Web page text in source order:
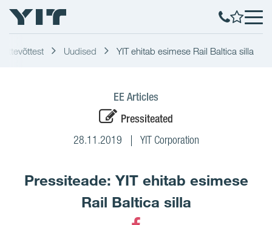
Ettevõttest Uudised YIT ehitab esimese Rail Baltica silla
EE Articles
Pressiteated
28.11.2019 YIT Corporation
Pressiteade: YIT ehitab esimese
Rail Baltica silla